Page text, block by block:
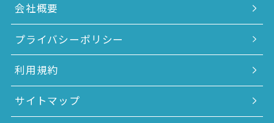
会社概要
プライバシーポリシー
利用規約
サイトマップ